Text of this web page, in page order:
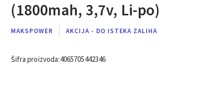
(1800mah, 3,7v, Li-po)
MAKSPOWER AKCIJA - DO ISTEKA ZALIHA
Šifra proizvoda:4065705442346